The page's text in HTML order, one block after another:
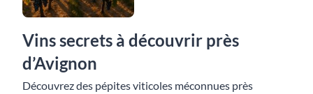
Vins secrets à découvrir près
d’Avignon
Découvrez des pépites viticoles méconnues près